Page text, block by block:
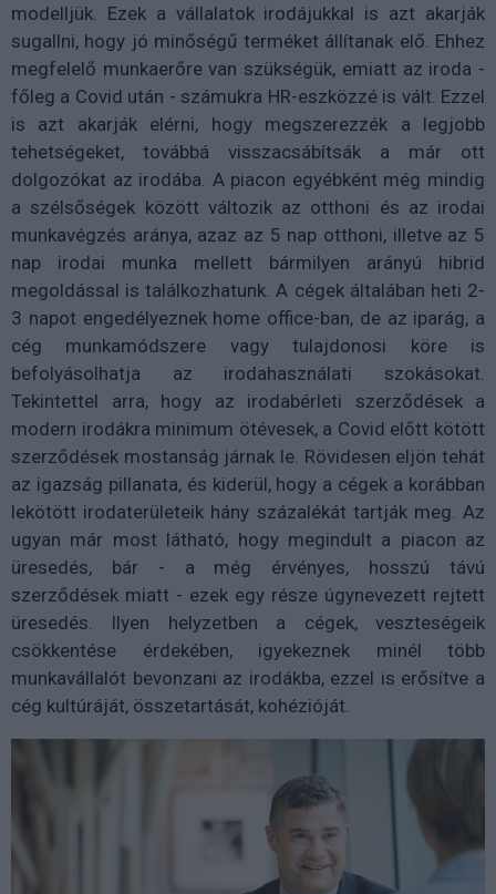
modelljük. Ezek a vállalatok irodájukkal is azt akarják
sugallni, hogy jó minőségű terméket állítanak elő. Ehhez
megfelelő munkaerőre van szükségük, emiatt az iroda -
főleg a Covid után - számukra HR-eszközzé is vált. Ezzel
is azt akarják elérni, hogy megszerezzék a legjobb
tehetségeket, továbbá visszacsábítsák a már ott
dolgozókat az irodába. A piacon egyébként még mindig
a szélsőségek között változik az otthoni és az irodai
munkavégzés aránya, azaz az 5 nap otthoni, illetve az 5
nap irodai munka mellett bármilyen arányú hibrid
megoldással is találkozhatunk. A cégek általában heti 2-
3 napot engedélyeznek home office-ban, de az iparág, a
cég munkamódszere vagy tulajdonosi köre is
befolyásolhatja az irodahasználati szokásokat.
Tekintettel arra, hogy az irodabérleti szerződések a
modern irodákra minimum ötévesek, a Covid előtt kötött
szerződések mostanság járnak le. Rövidesen eljön tehát
az igazság pillanata, és kiderül, hogy a cégek a korábban
lekötött irodaterületeik hány százalékát tartják meg. Az
ugyan már most látható, hogy megindult a piacon az
üresedés, bár - a még érvényes, hosszú távú
szerződések miatt - ezek egy része úgynevezett rejtett
üresedés. Ilyen helyzetben a cégek, veszteségeik
csökkentése érdekében, igyekeznek minél több
munkavállalót bevonzani az irodákba, ezzel is erősítve a
cég kultúráját, összetartását, kohézióját.